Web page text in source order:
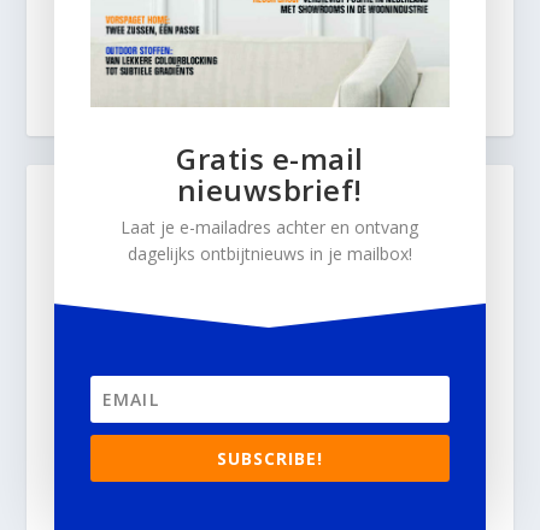
Gratis e-mail
nieuwsbrief!
Laat je e-mailadres achter en ontvang
dagelijks ontbijtnieuws in je mailbox!
SUBSCRIBE!